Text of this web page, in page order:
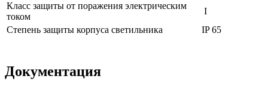
Класс защиты от поражения электрическим
током
I
Степень защиты корпуса светильника
IP 65
Документация